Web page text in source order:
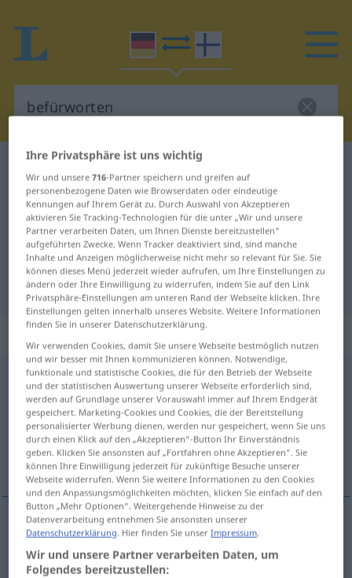
Deutsch-Finnisch Wörterbuch
Deutsch-Finnisch Übersetzung für
"befürworten"
"befürworten" Finnisch
Übersetzung
„befürworten“
befürworten
Übersicht aller Übersetzungen
(Für mehr Details die Übersetzung anklicken/antippen)
puoltaa
puoltaa befürworten
Ihre Privatsphäre ist uns wichtig
Wir und unsere716-Partner speichern und greifen auf
personenbezogene Daten wie Browserdaten oder eindeutige
Kennungen auf Ihrem Gerät zu. Durch Auswahl von Akzeptieren
aktivieren Sie Tracking-Technologien für die unter „Wir und unsere
Partner verarbeiten Daten, um Ihnen Dienste bereitzustellen“
aufgeführten Zwecke. Wenn Tracker deaktiviert sind, sind manche
Inhalte und Anzeigen möglicherweise nicht mehr so relevant für Sie. Sie
können dieses Menü jederzeit wieder aufrufen, um Ihre Einstellungen zu
ändern oder Ihre Einwilligung zu widerrufen, indem Sie auf den Link
Privatsphäre-Einstellungen am unteren Rand der Webseite klicken. Ihre
Einstellungen gelten innerhalb unseres Website. Weitere Informationen
finden Sie in unserer Datenschutzerklärung.
Wir verwenden Cookies, damit Sie unsere Webseite bestmöglich nutzen
und wir besser mit Ihnen kommunizieren können. Notwendige,
funktionale und statistische Cookies, die für den Betrieb der Webseite
und der statistischen Auswertung unserer Webseite erforderlich sind,
werden auf Grundlage unserer Vorauswahl immer auf Ihrem Endgerät
gespeichert. Marketing-Cookies und Cookies, die der Bereitstellung
personalisierter Werbung dienen, werden nur gespeichert, wenn Sie uns
durch einen Klick auf den „Akzeptieren“-Button Ihr Einverständnis
geben. Klicken Sie ansonsten auf „Fortfahren ohne Akzeptieren“. Sie
können Ihre Einwilligung jederzeit für zukünftige Besuche unserer
Webseite widerrufen. Wenn Sie weitere Informationen zu den Cookies
und den Anpassungsmöglichkeiten möchten, klicken Sie einfach auf den
Button „Mehr Optionen“. Weitergehende Hinweise zu der
Datenverarbeitung entnehmen Sie ansonsten unserer
Datenschutzerklärung. Hier finden Sie unserImpressum.
Wir und unsere Partner verarbeiten Daten, um
Folgendes bereitzustellen: